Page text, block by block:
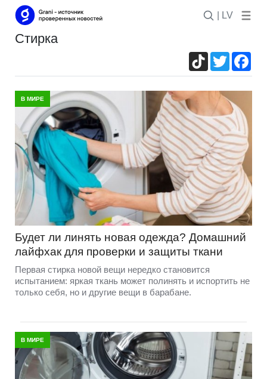
| LV
стирка
TikTokTwitter
В МИРЕ
Будет ли линять новая одежда? Домашний
лайфхак для проверки и защиты ткани
Первая стирка новой вещи нередко становится
испытанием: яркая ткань может полинять и испортить не
только себя, но и другие вещи в барабане.
В МИРЕ